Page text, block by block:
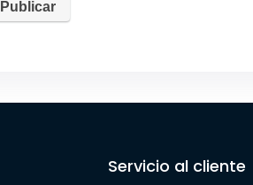
Servicio al cliente